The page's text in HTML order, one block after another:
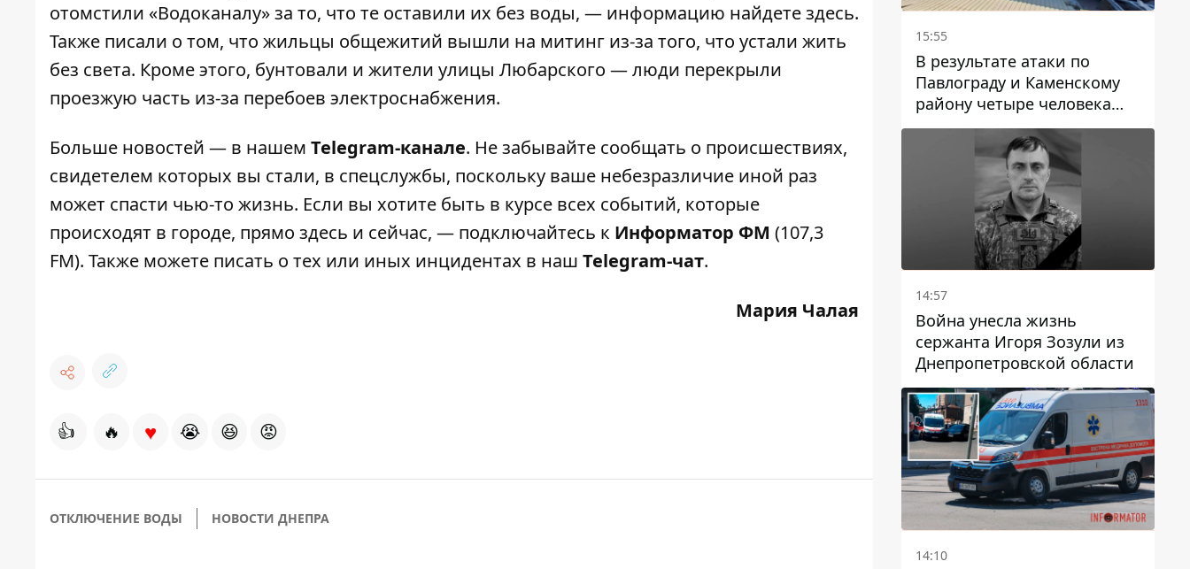
отомстили «Водоканалу» за то, что те оставили их без воды, — информацию найдетездесь.
Также писали о том, что жильцы общежитий вышли на митинг из-за того, что устали жить
без света. Кроме этого, бунтовали и жители улицы Любарского — люди перекрыли
проезжую часть из-за перебоев электроснабжения.
Больше новостей — в нашем Telegram-канале. Не забывайте сообщать о происшествиях,
свидетелем которых вы стали, в спецслужбы, поскольку ваше небезразличие иной раз
может спасти чью-то жизнь. Если вы хотите быть в курсе всех событий, которые
происходят в городе, прямо здесь и сейчас, — подключайтесь к Информатор ФМ (107,3
FM). Также можете писать о тех или иных инцидентах в наш Telegram-чат.
Мария Чалая
👍 🔥 ♥ 😭 😆 😡
ОТКЛЮЧЕНИЕ ВОДЫ НОВОСТИ ДНЕПРА
15:55
В результате атаки по
Павлограду и Каменскому
району четыре человека
погибли, семеро получили
ранения
14:57
Война унесла жизнь
сержанта Игоря Зозули из
Днепропетровской области
14:10